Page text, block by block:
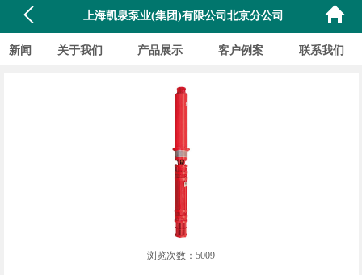
上海凯泉泵业(集团)有限公司北京分公司
新闻 关于我们 产品展示 客户例案 联系我们
浏览次数：5009